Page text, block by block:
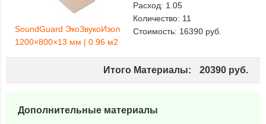
SoundGuard ЭкоЗвукоИзол
1200×800×13 мм | 0.96 м2
Расход: 1.05
Количество: 11
Стоимость: 16390 руб.
Итого Материалы: 20390 руб.
Дополнительные материалы